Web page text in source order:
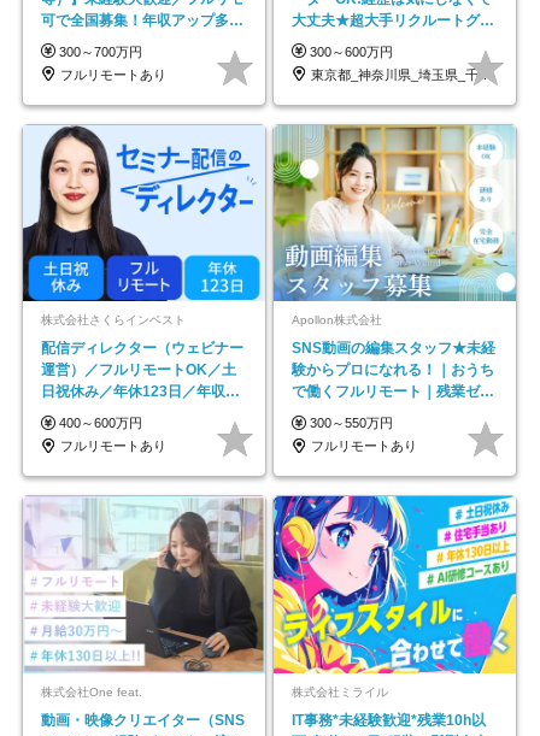
可で全国募集！年収アップ多数
★年休最大130日★
300～700万円
フルリモートあり
大丈夫★超大手リクルートグル
ープの正社員/sg
300～600万円
東京都_神奈川県_埼玉県_千葉県_大阪府…
株式会社さくらインベスト
配信ディレクター（ウェビナー
運営）／フルリモートOK／土
日祝休み／年休123日／年収
600万円可
400～600万円
フルリモートあり
Apollon株式会社
SNS動画の編集スタッフ★未経
験からプロになれる！｜おうち
で働くフルリモート｜残業ゼロ
で18時退勤◎
300～550万円
フルリモートあり
株式会社One feat.
動画・映像クリエイター（SNS
株式会社ミライル
IT事務*未経験歓迎*残業10h以